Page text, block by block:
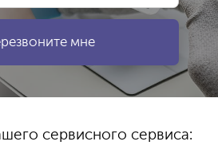
сервисного сервиса: